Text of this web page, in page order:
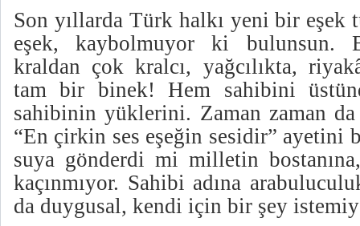
Son yıllarda Türk halkı yeni bir eşek
eşek, kaybolmuyor ki bulunsun.
kraldan çok kralcı, yağcılıkta,
tam bir binek! Hem sahibini
sahibinin yüklerini. Zaman zaman
“En çirkin ses eşeğin sesidir” ayetini
suya gönderdi mi milletin
kaçınmıyor. Sahibi adına
da duygusal, kendi için bir şey